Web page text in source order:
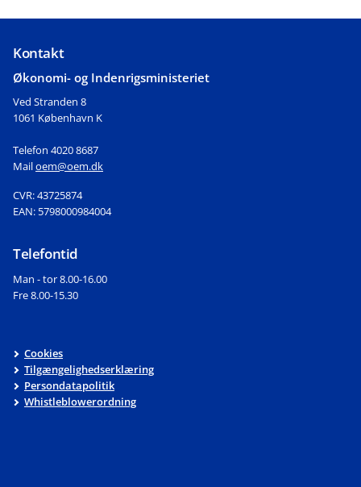
Kontakt
Økonomi- og Indenrigsministeriet
Ved Stranden 8
1061 København K
Telefon 4020 8687
Mailoem@oem.dk
CVR: 43725874
EAN: 5798000984004
Telefontid
Man - tor 8.00-16.00
Fre 8.00-15.30
Cookies
Tilgængelighedserklæring
Persondatapolitik
Whistleblowerordning